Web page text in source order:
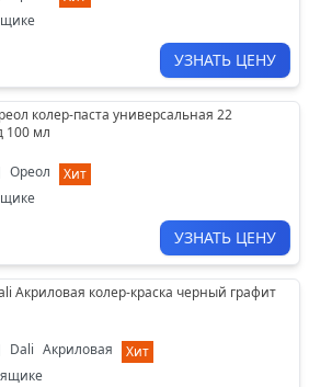
УЗНАТЬ ЦЕНУ
колер-паста универсальная 22
100 мл
Ореол
Хит
УЗНАТЬ ЦЕНУ
Акриловая колер-краска черный графит
Dali Акриловая
Хит